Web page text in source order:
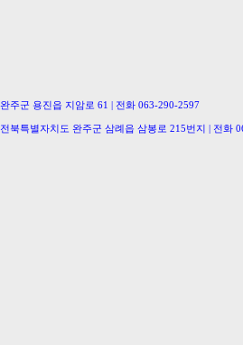
주군 용진읍 지암로 61 | 전화 063-290-2597
북특별자치도 완주군 삼례읍 삼봉로 215번지 | 전화